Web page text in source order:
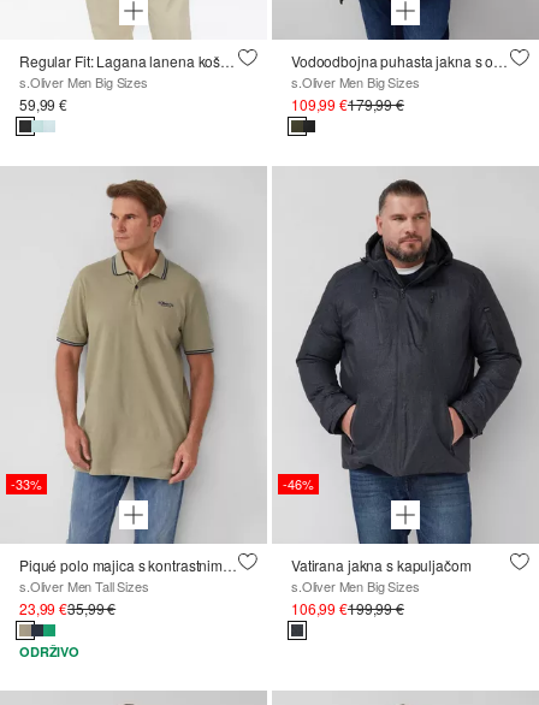
Regular Fit: Lagana lanena košulja s kent-ovratnikom
s.Oliver Men Big Sizes
59,99 €
Vodoodbojna puhasta jakna s odvojivom kapuljačom i sportskim detaljima
s.Oliver Men Big Sizes
109,99 €179,99 €
-33%
Piqué polo majica s kontrastnim detaljima i logotipom
s.Oliver Men Tall Sizes
23,99 €35,99 €
ODRŽIVO
-46%
Vatirana jakna s kapuljačom
s.Oliver Men Big Sizes
106,99 €199,99 €